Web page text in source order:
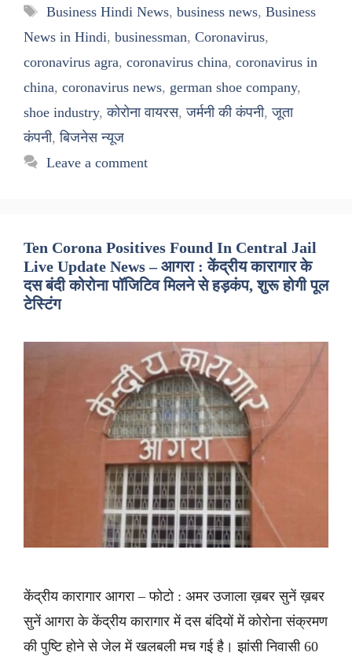
Tags
Business Hindi News, business news, Business
News in Hindi, businessman, Coronavirus,
coronavirus agra, coronavirus china, coronavirus in
china, coronavirus news, german shoe company,
shoe industry,कोरोना वायरस,जर्मनी की कंपनी,जूता
कंपनी,बिजनेस न्यूज
Leave a comment
Ten Corona Positives Found In Central Jail
Live Update News – आगरा : केंद्रीय कारागार के
दस बंदी कोरोना पॉजिटिव मिलने से हड़कंप, शुरू होगी पूल
टेस्टिंग
केंद्रीय कारागार आगरा – फोटो : अमर उजाला ख़बर सुनें ख़बर
सुनें आगरा के केंद्रीय कारागार में दस बंदियों में कोरोना संक्रमण
की पुष्टि होने से जेल में खलबली मच गई है। झांसी निवासी 60